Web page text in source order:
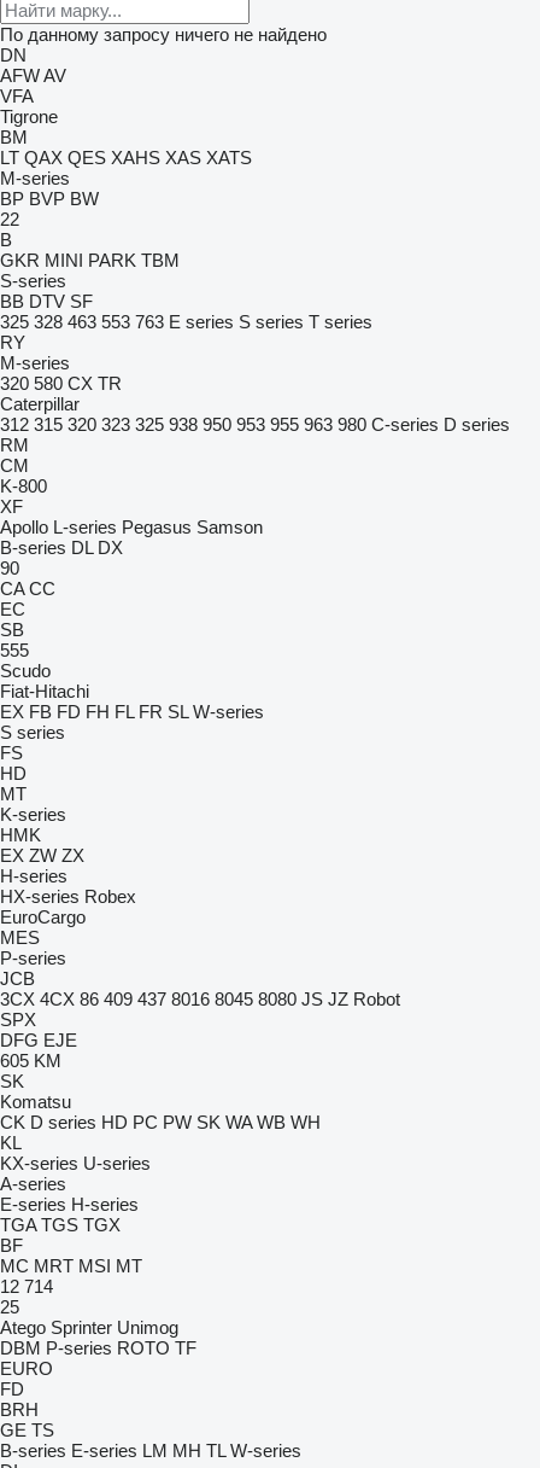
По данному запросу ничего не найдено
DN
AFWAV
VFA
Tigrone
BM
LT QAX QES XAHS XAS XATS
M-series
BP BVP BW
22
B
GKR MINI PARK TBM
S-series
BB DTV SF
325 328 463 553 763 E series S series T series
RY
M-series
320 580 CX TR
Caterpillar
312 315 320 323 325 938 950 953 955 963 980 C-series D series
RM
CM
K-800
XF
Apollo L-series Pegasus Samson
B-series DL DX
90
CA CC
EC
SB
555
Scudo
Fiat-Hitachi
EX FB FD FH FL FR SL W-series
S series
FS
HD
MT
K-series
HMK
EX ZW ZX
H-series
HX-series Robex
EuroCargo
MES
P-series
JCB
3CX 4CX 86 409 437 8016 8045 8080 JS JZ Robot
SPX
DFG EJE
605 KM
SK
Komatsu
CK D series HD PC PW SK WA WB WH
KL
KX-series U-series
A-series
E-series H-series
TGA TGS TGX
BF
MC MRT MSI MT
12 714
25
Atego Sprinter Unimog
DBM P-series ROTO TF
EURO
FD
BRH
GE TS
B-series E-series LM MH TL W-series